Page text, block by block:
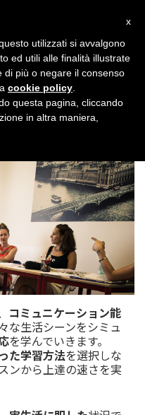
コミュニケーション能
な生活シーンをシミュ
を学んでいきます。
た学習方法を選択しな
ンから上達の速さを実
x
utilizzati si avvalgono
ed utili alle finalità illustrate
di più o negare il consenso
cookie policy
questa pagina, cliccando
in altra maniera,